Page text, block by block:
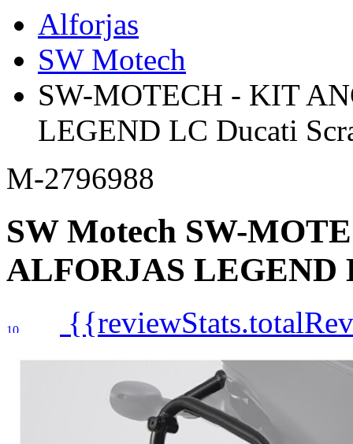
Alforjas
SW Motech
SW-MOTECH - KIT
LEGEND LC Ducati
M-2796988
SW Motech SW-
ALFORJAS LEGEND